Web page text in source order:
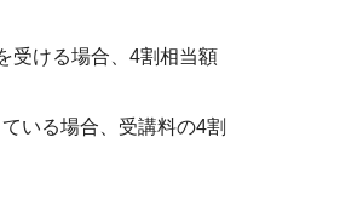
受ける場合、4割相当額
いる場合、受講料の4割